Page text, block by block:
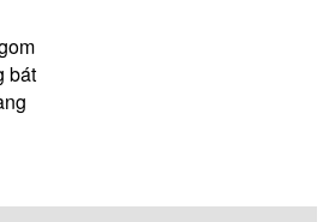
bát